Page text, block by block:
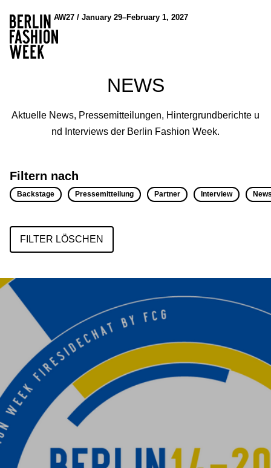
AW27 / January 29–February 1, 2027
NEWS
Aktuelle News, Pressemitteilungen, Hintergrundberichte u
nd Interviews der Berlin Fashion Week.
Filtern nach
Backstage Pressemitteilung Partner Interview
FILTER LÖSCHEN